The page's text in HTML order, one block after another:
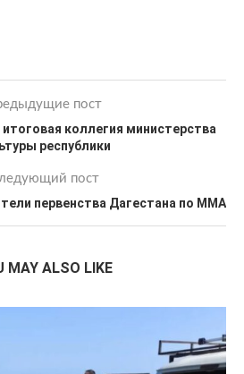
пост
коллегия министерства
республики
пост
первенства Дагестана по ММА
MAY ALSO LIKE